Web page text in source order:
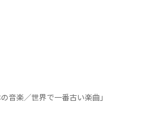
音楽／世界で一番古い楽曲」